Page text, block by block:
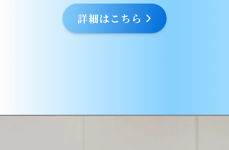
詳細はこちら